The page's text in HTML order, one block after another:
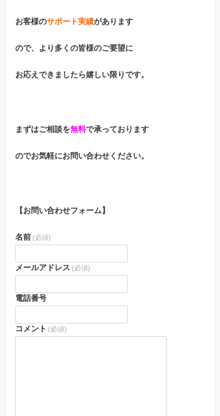
お客様のサポート実績があります
ので、より多くの皆様のご要望に
お応えできましたら嬉しい限りです。
まずはご相談を無料で承っております
のでお気軽にお問い合わせください。
【お問い合わせフォーム】
名前 (必須)
メールアドレス (必須)
電話番号
コメント (必須)